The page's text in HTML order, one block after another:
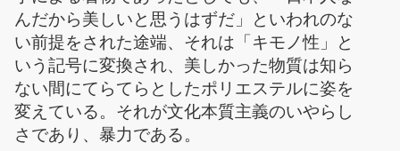
んだから美しいと思うはずだ」といわれのな
い前提をされた途端、それは「キモノ性」と
いう記号に変換され、美しかった物質は知ら
ない間にてらてらとしたポリエステルに姿を
変えている。それが文化本質主義のいやらし
さであり、暴力である。